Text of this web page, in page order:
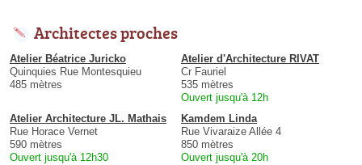
Architectes proches
Atelier Béatrice Juricko
Quinquies Rue Montesquieu
485 mètres
Atelier d'Architecture RIVAT
Cr Fauriel
535 mètres
Ouvert jusqu'à 12h
Atelier Architecture JL. Mathais
Rue Horace Vernet
590 mètres
Ouvert jusqu'à 12h30
Kamdem Linda
Rue Vivaraize Allée 4
850 mètres
Ouvert jusqu'à 20h